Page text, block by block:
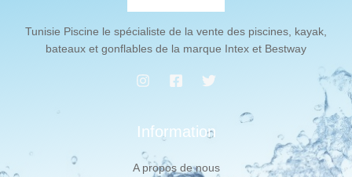
Tunisie Piscine le spécialiste de la vente des piscines, kayak,
bateaux et gonflables de la marque Intex et Bestway
Information
A propos de nous